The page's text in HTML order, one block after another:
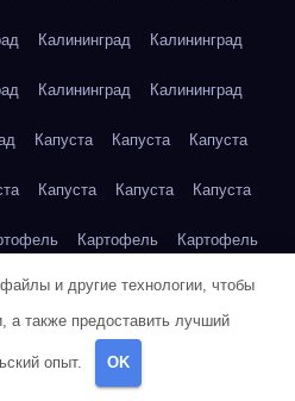
Калининград Калининград
Калининград Калининград
Капуста Капуста Капуста
Капуста Капуста Капуста
Картофель Картофель
Картофель Картофель
Картофель
Кейптаун
и другие технологии, чтобы
а также предоставить лучший
опыт. OK